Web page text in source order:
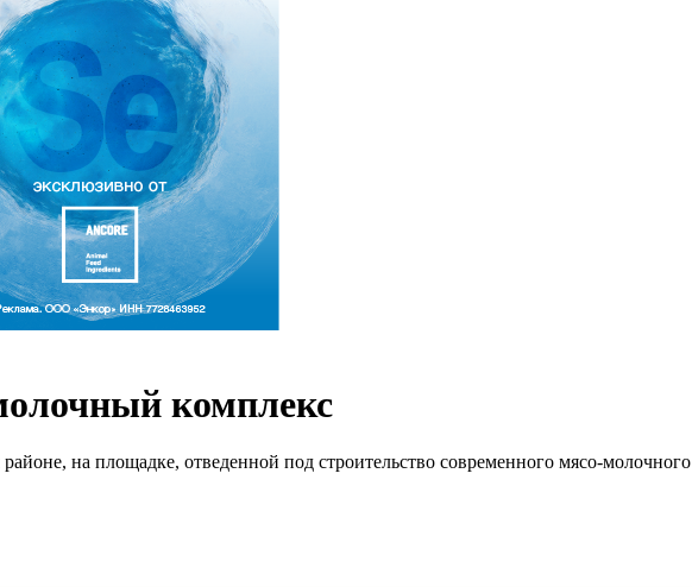
комплекс
на площадке, отведенной под строительство современного мясо-молочного